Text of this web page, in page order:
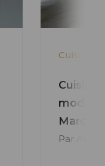
Cuisine
Cuisine
Par Anne